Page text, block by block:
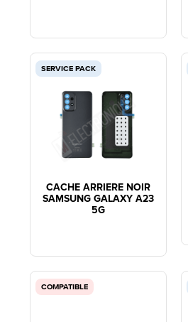
SERVICE PACK
CACHE ARRIERE NOIR
SAMSUNG GALAXY A23
5G
COMPATIBLE